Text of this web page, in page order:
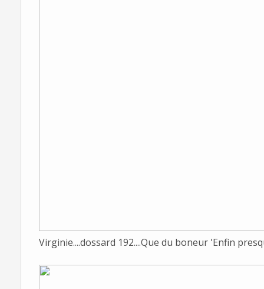
Virginie....dossard 192....Que du boneur 'Enfin